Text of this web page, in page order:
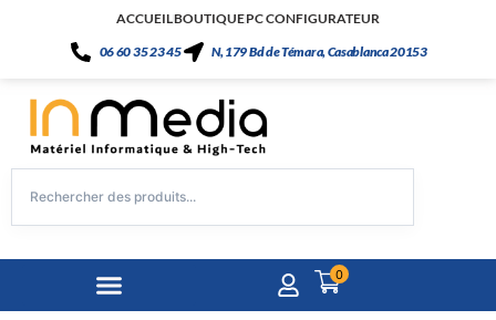
ACCUEILBOUTIQUEPC CONFIGURATEUR
06 60 35 23 45
N, 179 Bd de Témara, Casablanca 20153
0